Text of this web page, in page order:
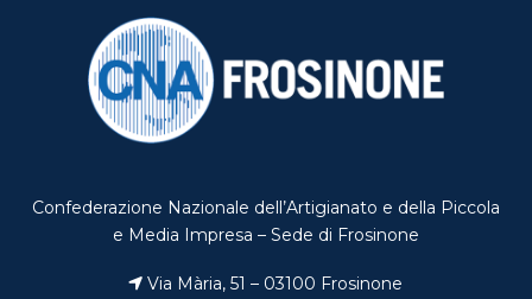
Confederazione Nazionale dell’Artigianato e della Piccola
e Media Impresa – Sede di Frosinone
Via Mària, 51 – 03100 Frosinone